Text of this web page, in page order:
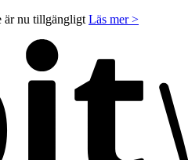
är nu tillgängligt Läs mer >